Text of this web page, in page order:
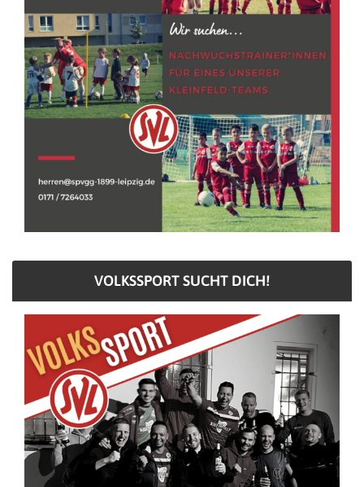
VOLKSSPORT SUCHT DICH!